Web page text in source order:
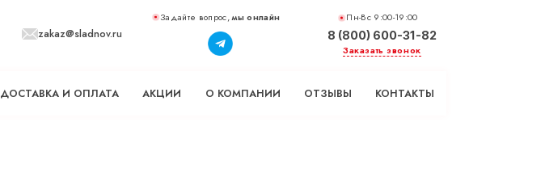
zakaz@sladnov.ru
Задайте вопрос,мы онлайн Пн-Вс 9:00-19:00
8 (800) 600-31-82
Заказать звонок
ДОСТАВКА И ОПЛАТА АКЦИИ О КОМПАНИИ ОТЗЫВЫ КОНТАКТЫ